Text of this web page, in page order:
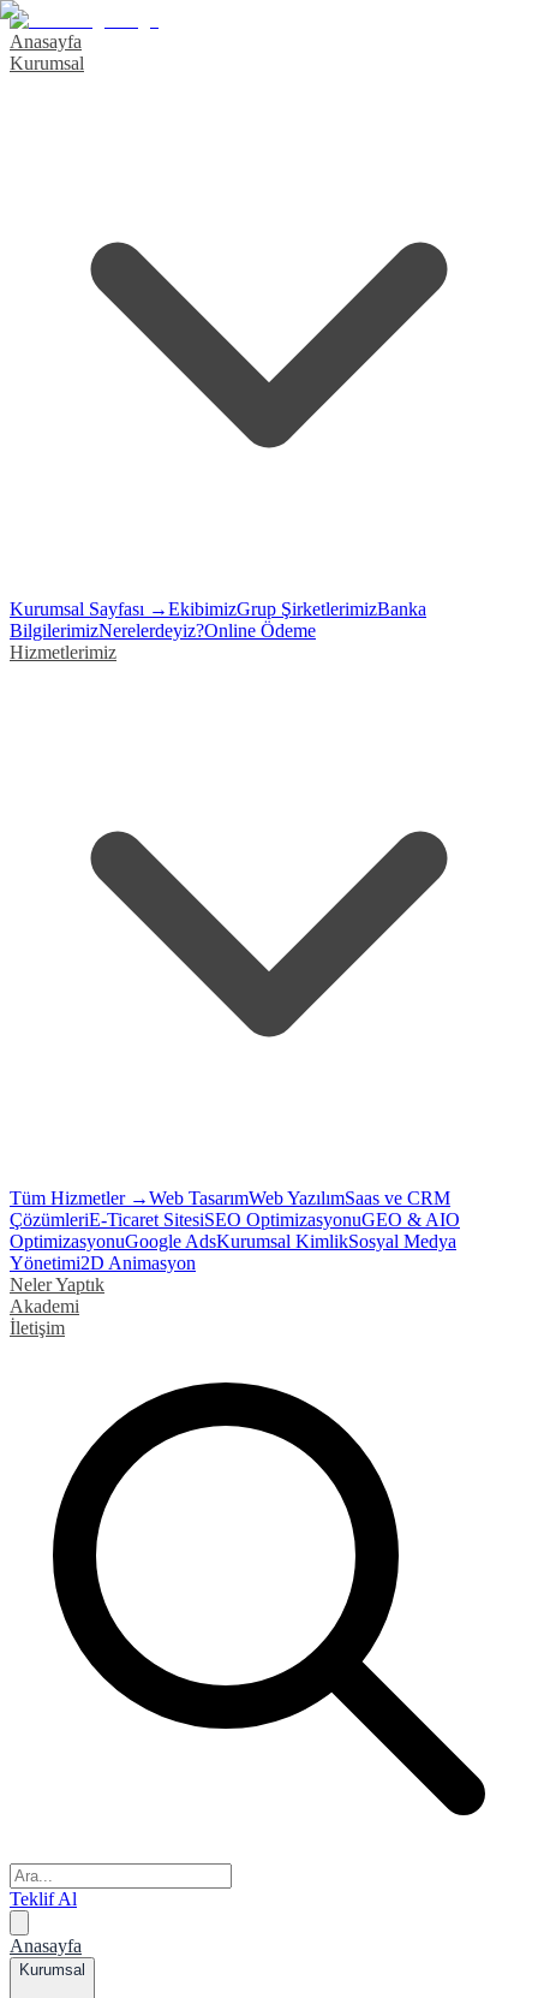
Anasayfa
Kurumsal
Kurumsal Sayfası →EkibimizGrup ŞirketlerimizBanka
BilgilerimizNerelerdeyiz?Online Ödeme
Hizmetlerimiz
Tüm Hizmetler →Web TasarımWeb YazılımSaas ve CRM
ÇözümleriE-Ticaret SitesiSEO OptimizasyonuGEO & AIO
OptimizasyonuGoogle AdsKurumsal KimlikSosyal Medya
Yönetimi2D Animasyon
Neler Yaptık
Akademi
İletişim
Teklif Al
Anasayfa
Kurumsal